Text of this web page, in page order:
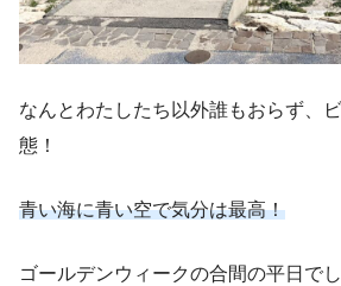
なんとわたしたち以外誰もおらず、
態！
青い海に青い空で気分は最高！
ゴールデンウィークの合間の平日で